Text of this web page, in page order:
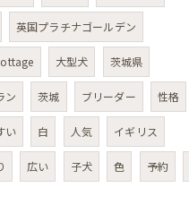
英国プラチナゴールデン
大型犬 茨城県
ン 茨城 ブリーダー 性格
い 白 人気 イギリス
広い 子犬 色 予約